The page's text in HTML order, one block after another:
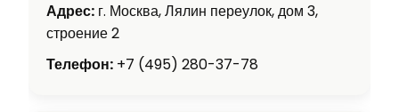
Адрес: г. Москва, Лялин переулок, дом 3,
строение 2
Телефон: +7 (495) 280-37-78